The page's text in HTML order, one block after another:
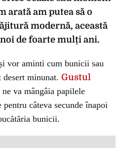
arată am putea să o
modernă, această
de foarte mulți ani.
vor aminti cum bunicii sau
desert minunat. Gustul
va mângâia papilele
pentru câteva secunde înapoi
bunicii.